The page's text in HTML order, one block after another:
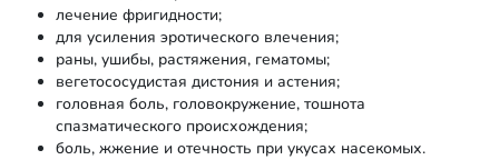
лечение фригидности;
для усиления эротического влечения;
раны, ушибы, растяжения, гематомы;
вегетососудистая дистония и астения;
головная боль, головокружение, тошнота
спазматического происхождения;
боль, жжение и отечность при укусах насекомых.